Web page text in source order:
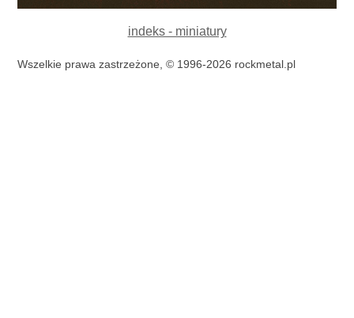
indeks - miniatury
Wszelkie prawa zastrzeżone, © 1996-2026 rockmetal.pl